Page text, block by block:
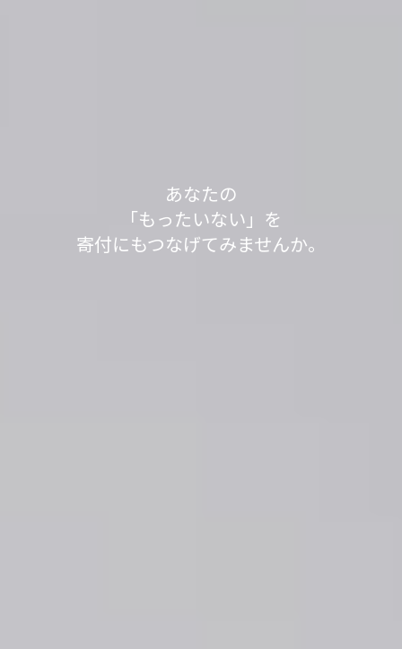
「もったいない」が
世界の
「ありがとう」につながっています。
不用品を送って1,000L分、SNSシェアで100L分の
水をきれいにする浄化剤を寄付する
取り組みを実施中です。
あなたの
「もったいない」を
寄付にもつなげてみませんか。
あなたの不用品が世界の人々の役に立っていま
す。
「もったいない運送」は、
身の回りのスッキリが社会貢献につながるサービ
今日も寄付で
見知らぬ誰かの笑顔が
生まれました。
「もったいない」が
世界の
「ありがとう」につながっています。
不用品を送って1,000L分、SNSシェアで100L分の
水をきれいにする浄化剤を寄付する
取り組みを実施中です。